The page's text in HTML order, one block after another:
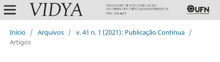
Início / Arquivos / v. 41 n. 1 (2021): Publicação Contínua /
Artigos